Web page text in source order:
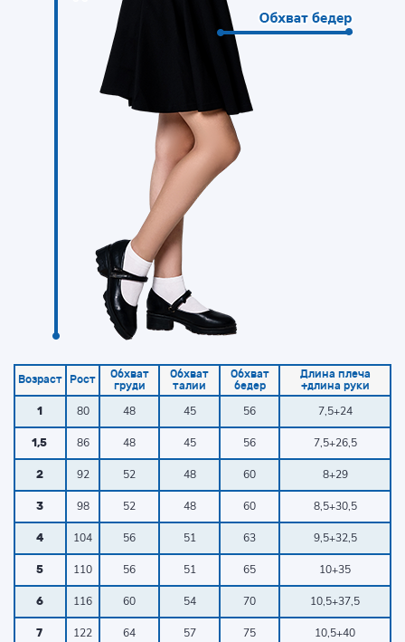
Возраст Рост
Обхват
груди
Обхват
талии
Обхват
бедер
Длина плеча
+длина руки
1
80 48 45 56 7,5+24
1,5 86 48 45 56 7,5+26,5
2 92 52 48 60 8+29
3 98 52 48 60 8,5+30,5
4 104 56 51 63 9,5+32,5
5 110 56 51 65 10+35
6 116 60 54 70 10,5+37,5
7 122 64 57 75 10,5+40